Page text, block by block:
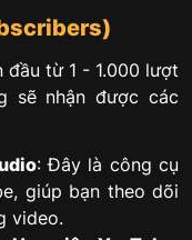
đầu từ 1 - 1.000 lượt
sẽ nhận được các
: Đây là công cụ
giúp bạn theo dõi
video.